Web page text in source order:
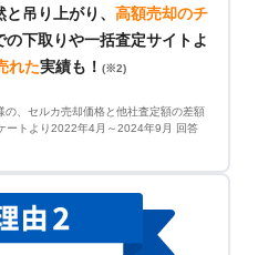
吊り上がり、 高額売却のチ
の下取りや一括査定サイトよ
れた実績も！ (※2)
、セルカ売却価格と他社査定額の差額
ートより2022年4月～2024年9月 回答